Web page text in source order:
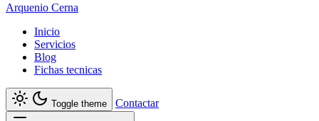
Arquenio Cerna
Inicio
Servicios
Blog
Fichas tecnicas
Toggle theme Contactar